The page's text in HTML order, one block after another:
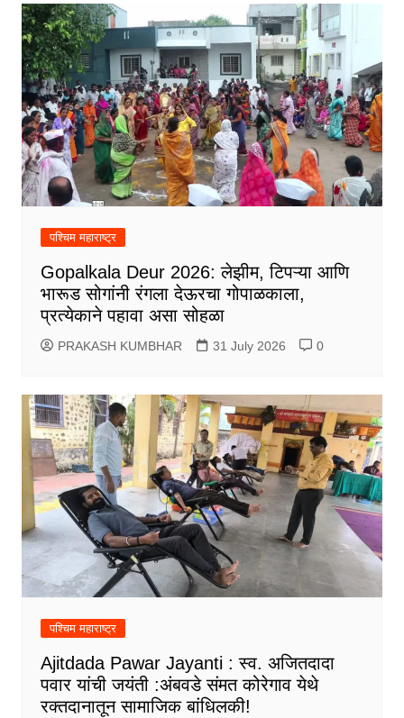
पश्चिम महाराष्ट्र
Gopalkala Deur 2026: लेझीम, टिपऱ्या आणि
भारूड सोगांनी रंगला देऊरचा गोपाळकाला,
प्रत्येकाने पहावा असा सोहळा
PRAKASH KUMBHAR 31 July 2026 0
पश्चिम महाराष्ट्र
Ajitdada Pawar Jayanti : स्व. अजितदादा
पवार यांची जयंती :अंबवडे संमत कोरेगाव येथे
रक्तदानातून सामाजिक बांधिलकी!